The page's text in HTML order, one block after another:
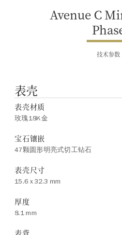
Avenue C
技术参数
表壳
表壳材质
玫瑰18K金
宝石镶嵌
47颗圆形明亮式切工钻石
表壳尺寸
15.6 x 32.3 mm
厚度
8.1 mm
表背